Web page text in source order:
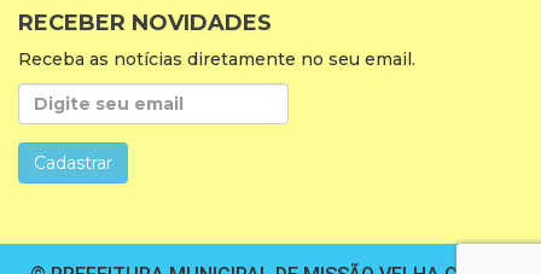
RECEBER NOVIDADES
Receba as notícias diretamente no seu email.